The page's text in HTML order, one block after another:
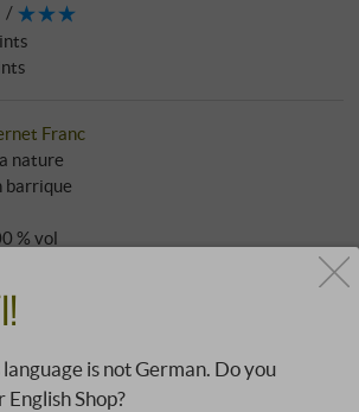
Franc
nature
barrique
% vol
liège naturel
l
g/l
is not German. Do you
Shop?